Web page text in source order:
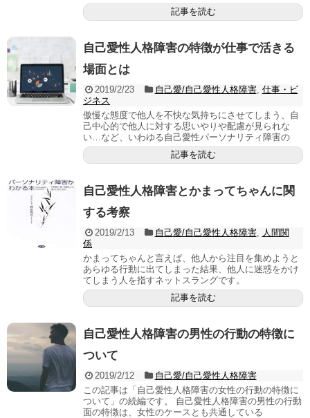
記事を読む
自己愛性人格障害の特徴が仕事で活きる
場面とは
2019/2/23 自己愛/自己愛性人格障害, 仕事・ビ
ジネス
傲慢な態度で他人を不快な気持ちにさせてしまう、自
己中心的で他人に対する思いやりや配慮が見られな
い…など、いわゆる自己愛性パーソナリティ障害の
記事を読む
自己愛性人格障害とかまってちゃんに関
する考察
2019/2/13 自己愛/自己愛性人格障害, 人間関
係
かまってちゃんと言えば、他人から注目を集めようと
あらゆる行動に出てしまった結果、他人に迷惑をかけ
てしまう人を指すネットスラングです。
記事を読む
自己愛性人格障害の男性の行動の特徴に
ついて
2019/2/12
自己愛/自己愛性人格障害
この記事は「自己愛性人格障害の女性の行動の特徴に
ついて」の続編です。 自己愛性人格障害の男性の行動
面の特徴は、女性のケースとも共通している